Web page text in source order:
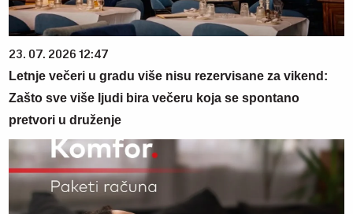
23. 07. 2026 12:47
Letnje večeri u gradu više nisu rezervisane za vikend:
Zašto sve više ljudi bira večeru koja se spontano
pretvori u druženje